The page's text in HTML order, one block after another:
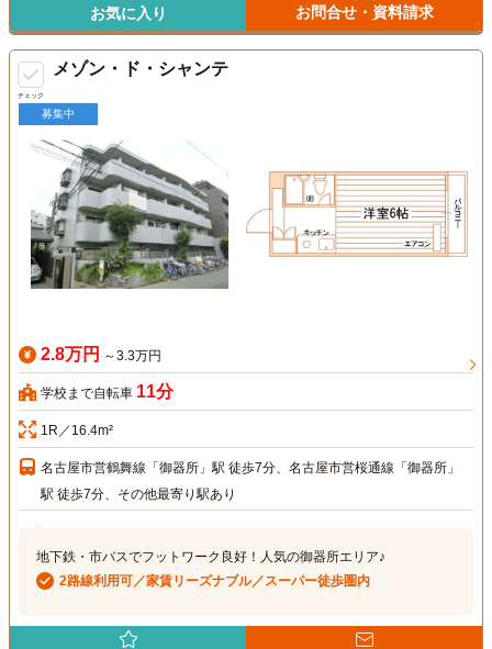
お気に入り お問合せ・資料請求
チェック
メゾン・ド・シャンテ
募集中
2.8万円 ～3.3万円
学校まで自転車 11分
1R／16.4m²
名古屋市営鶴舞線「御器所」駅 徒歩7分、名古屋市営桜通線「御器所」
駅 徒歩7分、その他最寄り駅あり
地下鉄・市バスでフットワーク良好！人気の御器所エリア♪
2路線利用可／家賃リーズナブル／スーパー徒歩圏内